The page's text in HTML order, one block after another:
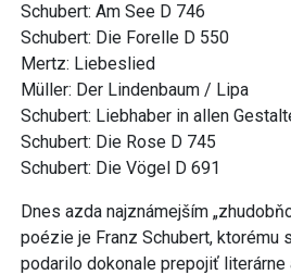
Schubert: Am See D 746
Schubert: Die Forelle D 550
Mertz: Liebeslied
Müller: Der Lindenbaum / Lipa
Schubert: Liebhaber in allen
Schubert: Die Rose D 745
Schubert: Die Vögel D 691
Dnes azda najznámejším
poézie je Franz Schubert, ktorému
podarilo dokonale prepojiť literárne